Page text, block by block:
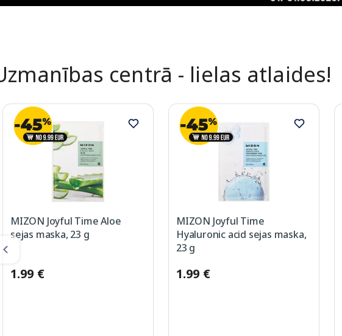
centrā - lielas atlaides!
MIZON Joyful Time Aloe
sejas maska, 23 g
1.99 €
MIZON Joyful Time
Hyaluronic acid sejas maska,
23 g
1.99 €